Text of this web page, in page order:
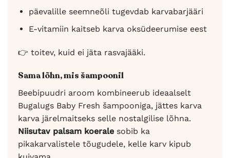
päevalille seemneõli tugevdab karvabarjääri
E-vitamiin kaitseb karva oksüdeerumise eest
👉 toitev, kuid ei jäta rasvajääki.
Sama lõhn, mis šampoonil
Beebipuudri aroom kombineerub ideaalselt
Bugalugs Baby Fresh šampooniga, jättes karva
karva järelmaitseks selle nostalgilise lõhna.
Niisutav palsam koerale sobib ka
pikakarvalistele tõugudele, kelle karv kipub